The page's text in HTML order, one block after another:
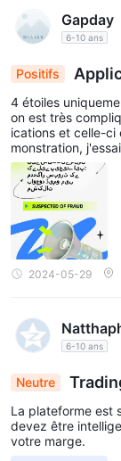
mail à
Le trading en
pouvez perdre
tous les traders
Gapday
6-10 ans
Positifs
s : Difficultés
un support
4 étoiles
on est très
ications et celle-ci
monstration,
2024-05-29
6-10 ans
Neutre
nviviale : la
La plateforme est
devez être
votre marge.